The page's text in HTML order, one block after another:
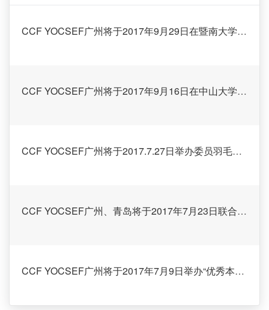
CCF YOCSEF广州将于2017年9月29日在暨南大学举行“青年计算机科研工作者综合能力提升报告会”
CCF YOCSEF广州将于2017年9月16日在中山大学举行“区块链技术新进展”学术报告会！
CCF YOCSEF广州将于2017.7.27日举办委员羽毛球交流活动
CCF YOCSEF广州、青岛将于2017年7月23日联合举办“Computation Technologies for Cloud Computing”专题报告会
CCF YOCSEF广州将于2017年7月9日举办“优秀本科生该如何做科研？”专题论坛